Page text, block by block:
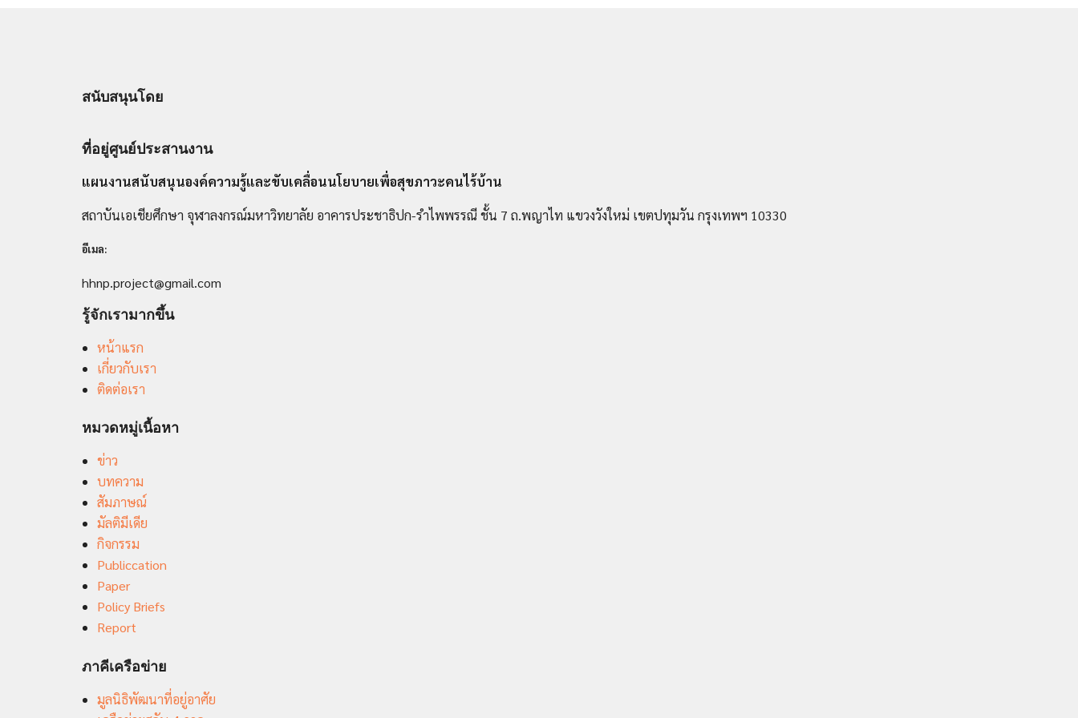
สนับสนุนโดย
ที่อยู่ศูนย์ประสานงาน
แผนงานสนับสนุนองค์ความรู้และขับเคลื่อนนโยบายเพื่อสุขภาวะคนไร้บ้าน
สถาบันเอเชียศึกษา จุฬาลงกรณ์มหาวิทยาลัย อาคารประชาธิปก-รำไพพรรณี ชั้น 7 ถ.พญาไท แขวงวังใหม่ เขตปทุมวัน กรุงเทพฯ 10330
อีเมล:
hhnp.project@gmail.com
รู้จักเรามากขึ้น
หน้าแรก
เกี่ยวกับเรา
ติดต่อเรา
หมวดหมู่เนื้อหา
ข่าว
บทความ
สัมภาษณ์
มัลติมีเดีย
กิจกรรม
Publiccation
Paper
Policy Briefs
Report
ภาคีเครือข่าย
มูลนิธิพัฒนาที่อยู่อาศัย